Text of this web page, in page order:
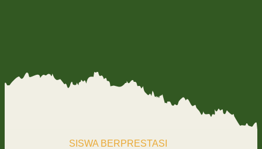
SISWA BERPRESTASI